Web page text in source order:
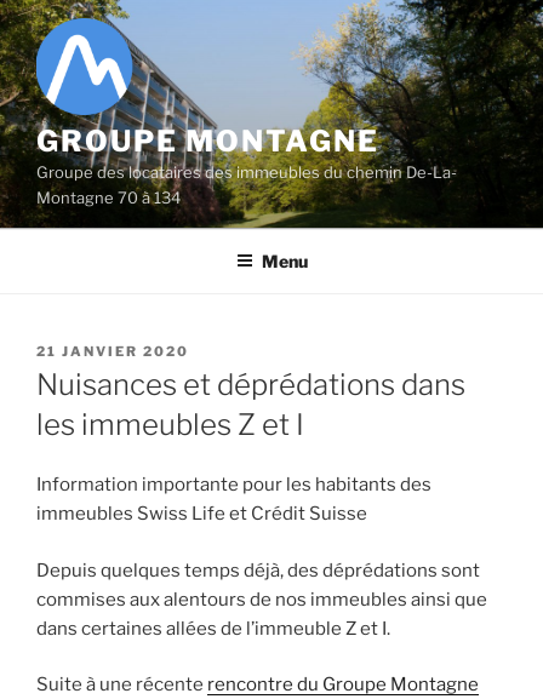
Aller
au
contenu
principal
GROUPE MONTAGNE
Groupe des locataires des immeubles du chemin De-La-
Montagne 70 à 134
Menu
PUBLIÉ
LE
21 JANVIER 2020
Nuisances et déprédations dans
les immeubles Z et I
Information importante pour les habitants des
immeubles Swiss Life et Crédit Suisse
Depuis quelques temps déjà, des déprédations sont
commises aux alentours de nos immeubles ainsi que
dans certaines allées de l’immeuble Z et I.
Suite à une récente rencontre du Groupe Montagne